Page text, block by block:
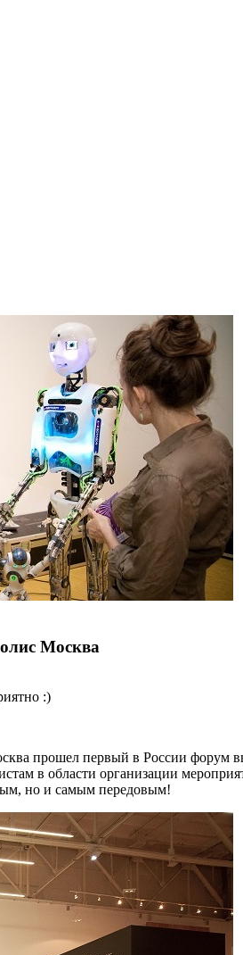
Москва
:)
прошел первый в России
в области организации
но и самым передовым!